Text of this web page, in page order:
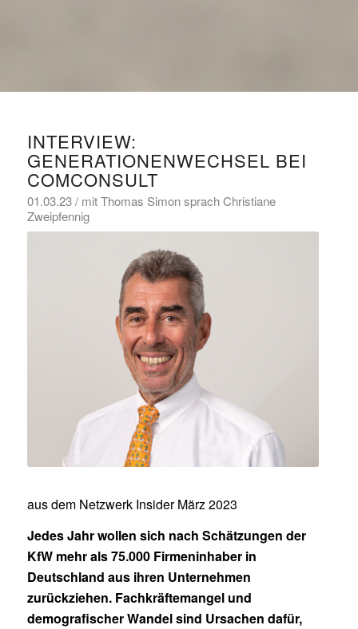
INTERVIEW:
GENERATIONENWECHSEL BEI
COMCONSULT
01.03.23 / mit Thomas Simon sprach Christiane
Zweipfennig
aus dem Netzwerk Insider März 2023
Jedes Jahr wollen sich nach Schätzungen der
KfW mehr als 75.000 Firmeninhaber in
Deutschland aus ihren Unternehmen
zurückziehen. Fachkräftemangel und
demografischer Wandel sind Ursachen dafür,